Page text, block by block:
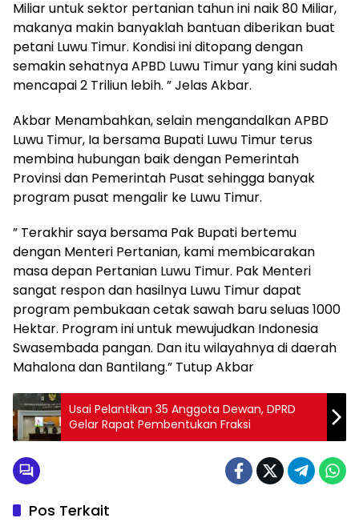
Miliar untuk sektor pertanian tahun ini naik 80 Miliar,
makanya makin banyaklah bantuan diberikan buat
petani Luwu Timur. Kondisi ini ditopang dengan
semakin sehatnya APBD Luwu Timur yang kini sudah
mencapai 2 Triliun lebih. ” Jelas Akbar.
Akbar Menambahkan, selain mengandalkan APBD
Luwu Timur, Ia bersama Bupati Luwu Timur terus
membina hubungan baik dengan Pemerintah
Provinsi dan Pemerintah Pusat sehingga banyak
program pusat mengalir ke Luwu Timur.
” Terakhir saya bersama Pak Bupati bertemu
dengan Menteri Pertanian, kami membicarakan
masa depan Pertanian Luwu Timur. Pak Menteri
sangat respon dan hasilnya Luwu Timur dapat
program pembukaan cetak sawah baru seluas 1000
Hektar. Program ini untuk mewujudkan Indonesia
Swasembada pangan. Dan itu wilayahnya di daerah
Mahalona dan Bantilang.” Tutup Akbar
Usai Pelantikan 35 Anggota Dewan, DPRD
Gelar Rapat Pembentukan Fraksi
Pos Terkait